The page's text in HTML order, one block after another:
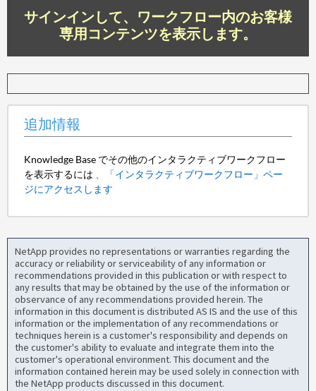
サインインして、ワークフロー内のお客様
専用コンテンツを表示します。
追加情報
Knowledge Base でその他のインタラクティブワークフロー
を表示するには
、「インタラクティブワークフロー」ペー
ジにアクセスします
NetApp provides no representations or warranties regarding the
accuracy or reliability or serviceability of any information or
recommendations provided in this publication or with respect to
any results that may be obtained by the use of the information or
observance of any recommendations provided herein. The
information in this document is distributed AS IS and the use of this
information or the implementation of any recommendations or
techniques herein is a customer's responsibility and depends on
the customer's ability to evaluate and integrate them into the
customer's operational environment. This document and the
information contained herein may be used solely in connection with
the NetApp products discussed in this document.